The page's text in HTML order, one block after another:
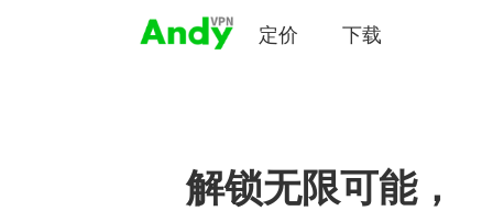
定价 下载
解锁无限可能，